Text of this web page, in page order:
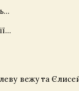
вежу та